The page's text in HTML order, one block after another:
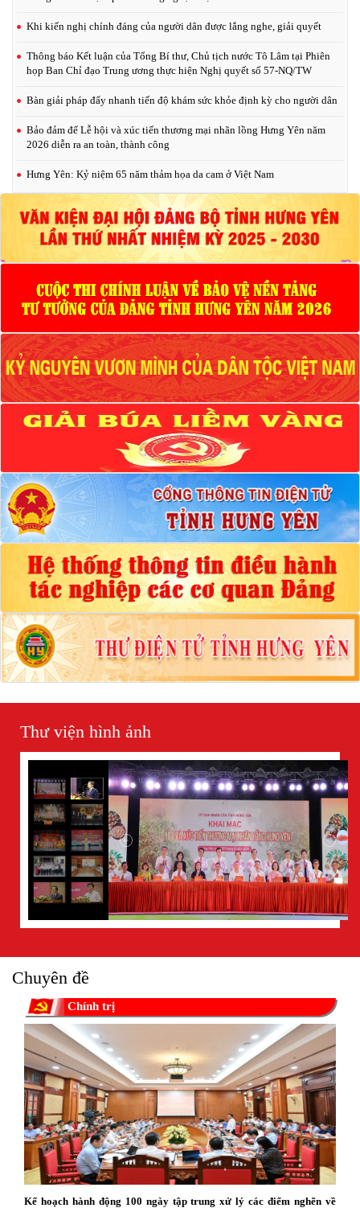
Khi kiến nghị chính đáng của người dân được lắng nghe, giải quyết
Thông báo Kết luận của Tổng Bí thư, Chủ tịch nước Tô Lâm tại Phiên
họp Ban Chỉ đạo Trung ương thực hiện Nghị quyết số 57-NQ/TW
Bàn giải pháp đẩy nhanh tiến độ khám sức khỏe định kỳ cho người dân
Bảo đảm để Lễ hội và xúc tiến thương mại nhãn lồng Hưng Yên năm
2026 diễn ra an toàn, thành công
Hưng Yên: Kỷ niệm 65 năm thảm họa da cam ở Việt Nam
Tổng Bí thư, Chủ tịch nước Tô Lâm: Luật phải sát thực tiễn, có tính kiến
tạo và dự báo được tình hình
Thư viện hình ảnh
Chuyên đề
Chính trị
Kế hoạch hành động 100 ngày tập trung xử lý các điểm nghẽn về